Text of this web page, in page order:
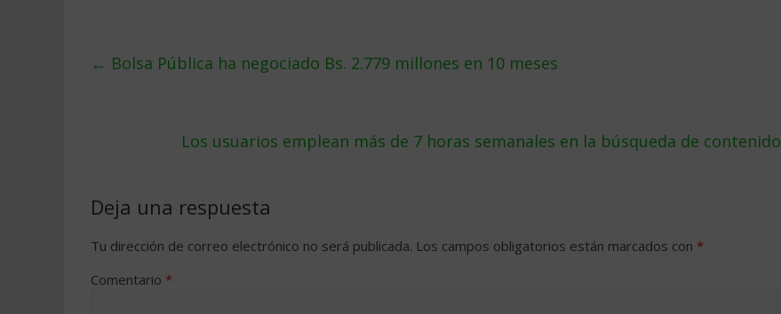
← Bolsa Pública ha negociado Bs. 2.779 millones en 10 meses
Los usuarios emplean más de 7 horas semanales en la búsqueda de contenido
Deja una respuesta
Tu dirección de correo electrónico no será publicada. Los campos obligatorios están marcados con *
Comentario *